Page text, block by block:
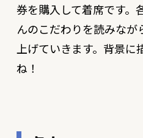
券を購入して着席です。
んのこだわりを読みなが
上げていきます。背景
ね！